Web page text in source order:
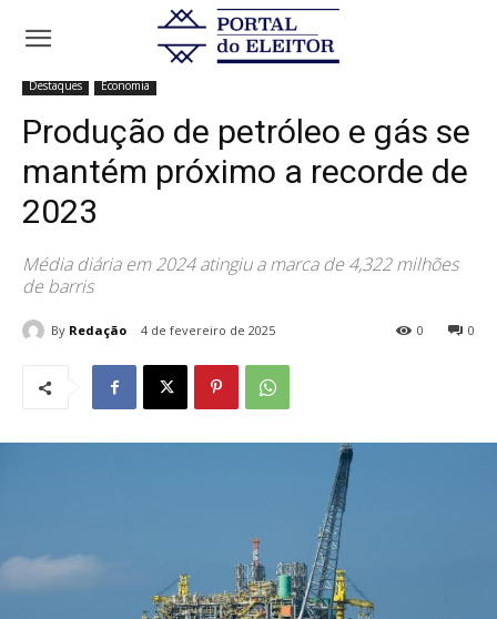
Início
Produção de petróleo e gás se mantém próximo a
recorde de 2023
Destaques Economia
Produção de petróleo e gás se
mantém próximo a recorde de
2023
Média diária em 2024 atingiu a marca de 4,322 milhões
de barris
By Redação 4 de fevereiro de 2025 0
0